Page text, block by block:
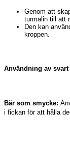
Genom att
turmalin till att
Den kan
kroppen.
Användning av
Bär som smycke:
i fickan för att hålla